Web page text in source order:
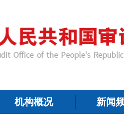
机构概况 新闻